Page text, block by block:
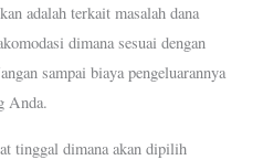
adalah terkait masalah dana
dimana sesuai dengan
sampai biaya pengeluarannya
Anda.
tinggal dimana akan dipilih